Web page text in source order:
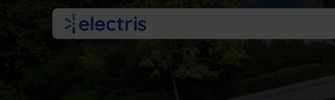
Zum Inhalt springen